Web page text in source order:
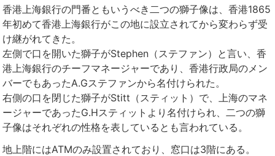
香港上海銀行の門番ともいうべき二つの獅子像は、香港1865
年初めて香港上海銀行がこの地に設立されてから変わらず受
け継がれてきた。
左側で口を開いた獅子がStephen（ステファン）と言い、香
港上海銀行のチーフマネージャーであり、香港行政局のメン
バーでもあったA.Gステファンから名付けられた。
右側の口を閉じた獅子がStitt（スティット）で、上海のマネ
ージャーであったG.Hスティットより名付けられ、二つの獅
子像はそれぞれの性格を表しているとも言われている。
地上階にはATMのみ設置されており、窓口は3階にある。